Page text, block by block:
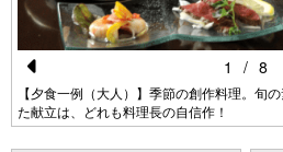
Pr
e
【夕食一例（大人）】季節の創作料理。旬
た献立は、どれも料理長の自信作！
1 / 8